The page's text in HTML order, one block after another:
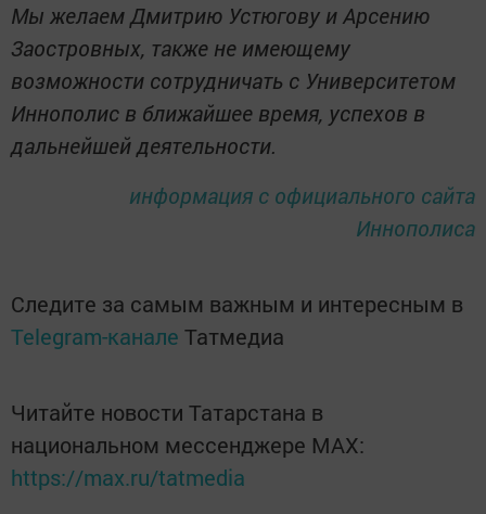
Мы желаем Дмитрию Устюгову и Арсению
Заостровных, также не имеющему
возможности сотрудничать с Университетом
Иннополис в ближайшее время, успехов в
дальнейшей деятельности.
информация с официального сайта
Иннополиса
Следите за самым важным и интересным в
Telegram-канале Татмедиа
Читайте новости Татарстана в
национальном мессенджере MАХ:
https://max.ru/tatmedia